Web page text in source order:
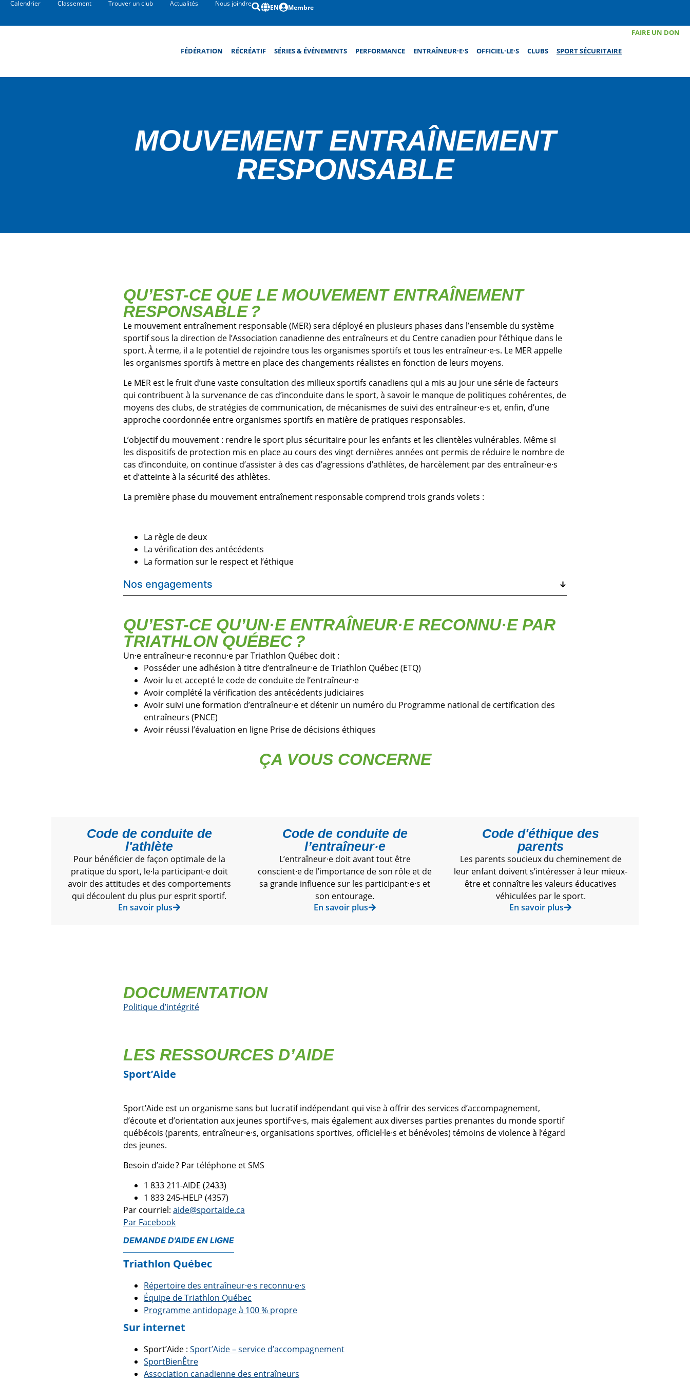
Calendrier Classement Trouver un club Actualités Nous joindre EN Membre
FÉDÉRATION RÉCRÉATIF SÉRIES & ÉVÉNEMENTS PERFORMANCE ENTRAÎNEUR·E·S OFFICIEL·LE·S CLUBS SPORT SÉCURITAIRE
FAIRE UN DON
MOUVEMENT ENTRAÎNEMENT
RESPONSABLE
QU’EST-CE QUE LE MOUVEMENT ENTRAÎNEMENT
RESPONSABLE ?
Le mouvement entraînement responsable (MER) sera déployé en plusieurs phases dans l’ensemble du système
sportif sous la direction de l’Association canadienne des entraîneurs et du Centre canadien pour l’éthique dans le
sport. À terme, il a le potentiel de rejoindre tous les organismes sportifs et tous les entraîneur·e·s. Le MER appelle
les organismes sportifs à mettre en place des changements réalistes en fonction de leurs moyens.
Le MER est le fruit d’une vaste consultation des milieux sportifs canadiens qui a mis au jour une série de facteurs
qui contribuent à la survenance de cas d’inconduite dans le sport, à savoir le manque de politiques cohérentes, de
moyens des clubs, de stratégies de communication, de mécanismes de suivi des entraîneur·e·s et, enfin, d’une
approche coordonnée entre organismes sportifs en matière de pratiques responsables.
L’objectif du mouvement : rendre le sport plus sécuritaire pour les enfants et les clientèles vulnérables. Même si
les dispositifs de protection mis en place au cours des vingt dernières années ont permis de réduire le nombre de
cas d’inconduite, on continue d’assister à des cas d’agressions d’athlètes, de harcèlement par des entraîneur·e·s
et d’atteinte à la sécurité des athlètes.
La première phase du mouvement entraînement responsable comprend trois grands volets :
La règle de deux
La vérification des antécédents
La formation sur le respect et l’éthique
Nos engagements
QU’EST-CE QU’UN·E ENTRAÎNEUR·E RECONNU·E PAR
TRIATHLON QUÉBEC ?
Un·e entraîneur·e reconnu·e par Triathlon Québec doit :
Posséder une adhésion à titre d’entraîneur·e de Triathlon Québec (ETQ)
Avoir lu et accepté le code de conduite de l’entraîneur·e
Avoir complété la vérification des antécédents judiciaires
Avoir suivi une formation d’entraîneur·e et détenir un numéro du Programme national de certification des
entraîneurs (PNCE)
Avoir réussi l’évaluation en ligne Prise de décisions éthiques
ÇA VOUS CONCERNE
Code de conduite de
l'athlète​
Pour bénéficier de façon optimale de la
pratique du sport, le·la participant·e doit
avoir des attitudes et des comportements
qui découlent du plus pur esprit sportif.
En savoir plus
Code de conduite de
l’entraîneur·e
L’entraîneur·e doit avant tout être
conscient·e de l’importance de son rôle et de
sa grande influence sur les participant·e·s et
son entourage.
En savoir plus
Code d'éthique des
parents
Les parents soucieux du cheminement de
leur enfant doivent s’intéresser à leur mieux-
être et connaître les valeurs éducatives
véhiculées par le sport.
En savoir plus
DOCUMENTATION
Politique d’intégrité
LES RESSOURCES D’AIDE
Sport’Aide
Sport’Aide est un organisme sans but lucratif indépendant qui vise à offrir des services d’accompagnement,
d’écoute et d’orientation aux jeunes sportif·ve·s, mais également aux diverses parties prenantes du monde sportif
québécois (parents, entraîneur·e·s, organisations sportives, officiel·le·s et bénévoles) témoins de violence à l’égard
des jeunes.
Besoin d’aide ? Par téléphone et SMS
1 833 211-AIDE (2433)
1 833 245-HELP (4357)
Par courriel: aide@sportaide.ca
Par Facebook
DEMANDE D'AIDE EN LIGNE
Triathlon Québec
Répertoire des entraîneur·e·s reconnu·e·s
Équipe de Triathlon Québec
Programme antidopage à 100 % propre
Sur internet
Sport’Aide : Sport’Aide – service d’accompagnement
SportBienÊtre
Association canadienne des entraîneurs